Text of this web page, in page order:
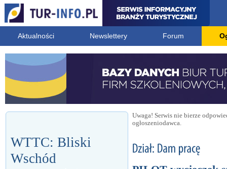
Aktualności Newslettery Forum
WTTC: Bliski
Wschód
Uwaga! Serwis nie bierze
ogłoszeniodawca.